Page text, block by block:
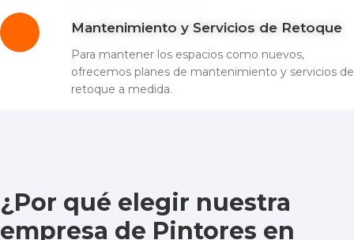
Mantenimiento y Servicios de Retoque
Para mantener los espacios como nuevos,
ofrecemos planes de mantenimiento y servicios de
retoque a medida.
¿Por qué elegir nuestra
empresa de Pintores en